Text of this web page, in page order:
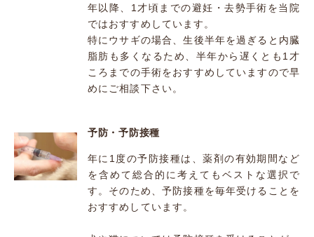
年以降、1才頃までの避妊・去勢手術を当院
ではおすすめしています。
特にウサギの場合、生後半年を過ぎると内臓
脂肪も多くなるため、半年から遅くとも1才
ころまでの手術をおすすめしていますので早
めにご相談下さい。
予防・予防接種
年に1度の予防接種は、薬剤の有効期間など
を含めて総合的に考えてもベストな選択で
す。そのため、予防接種を毎年受けることを
おすすめしています。